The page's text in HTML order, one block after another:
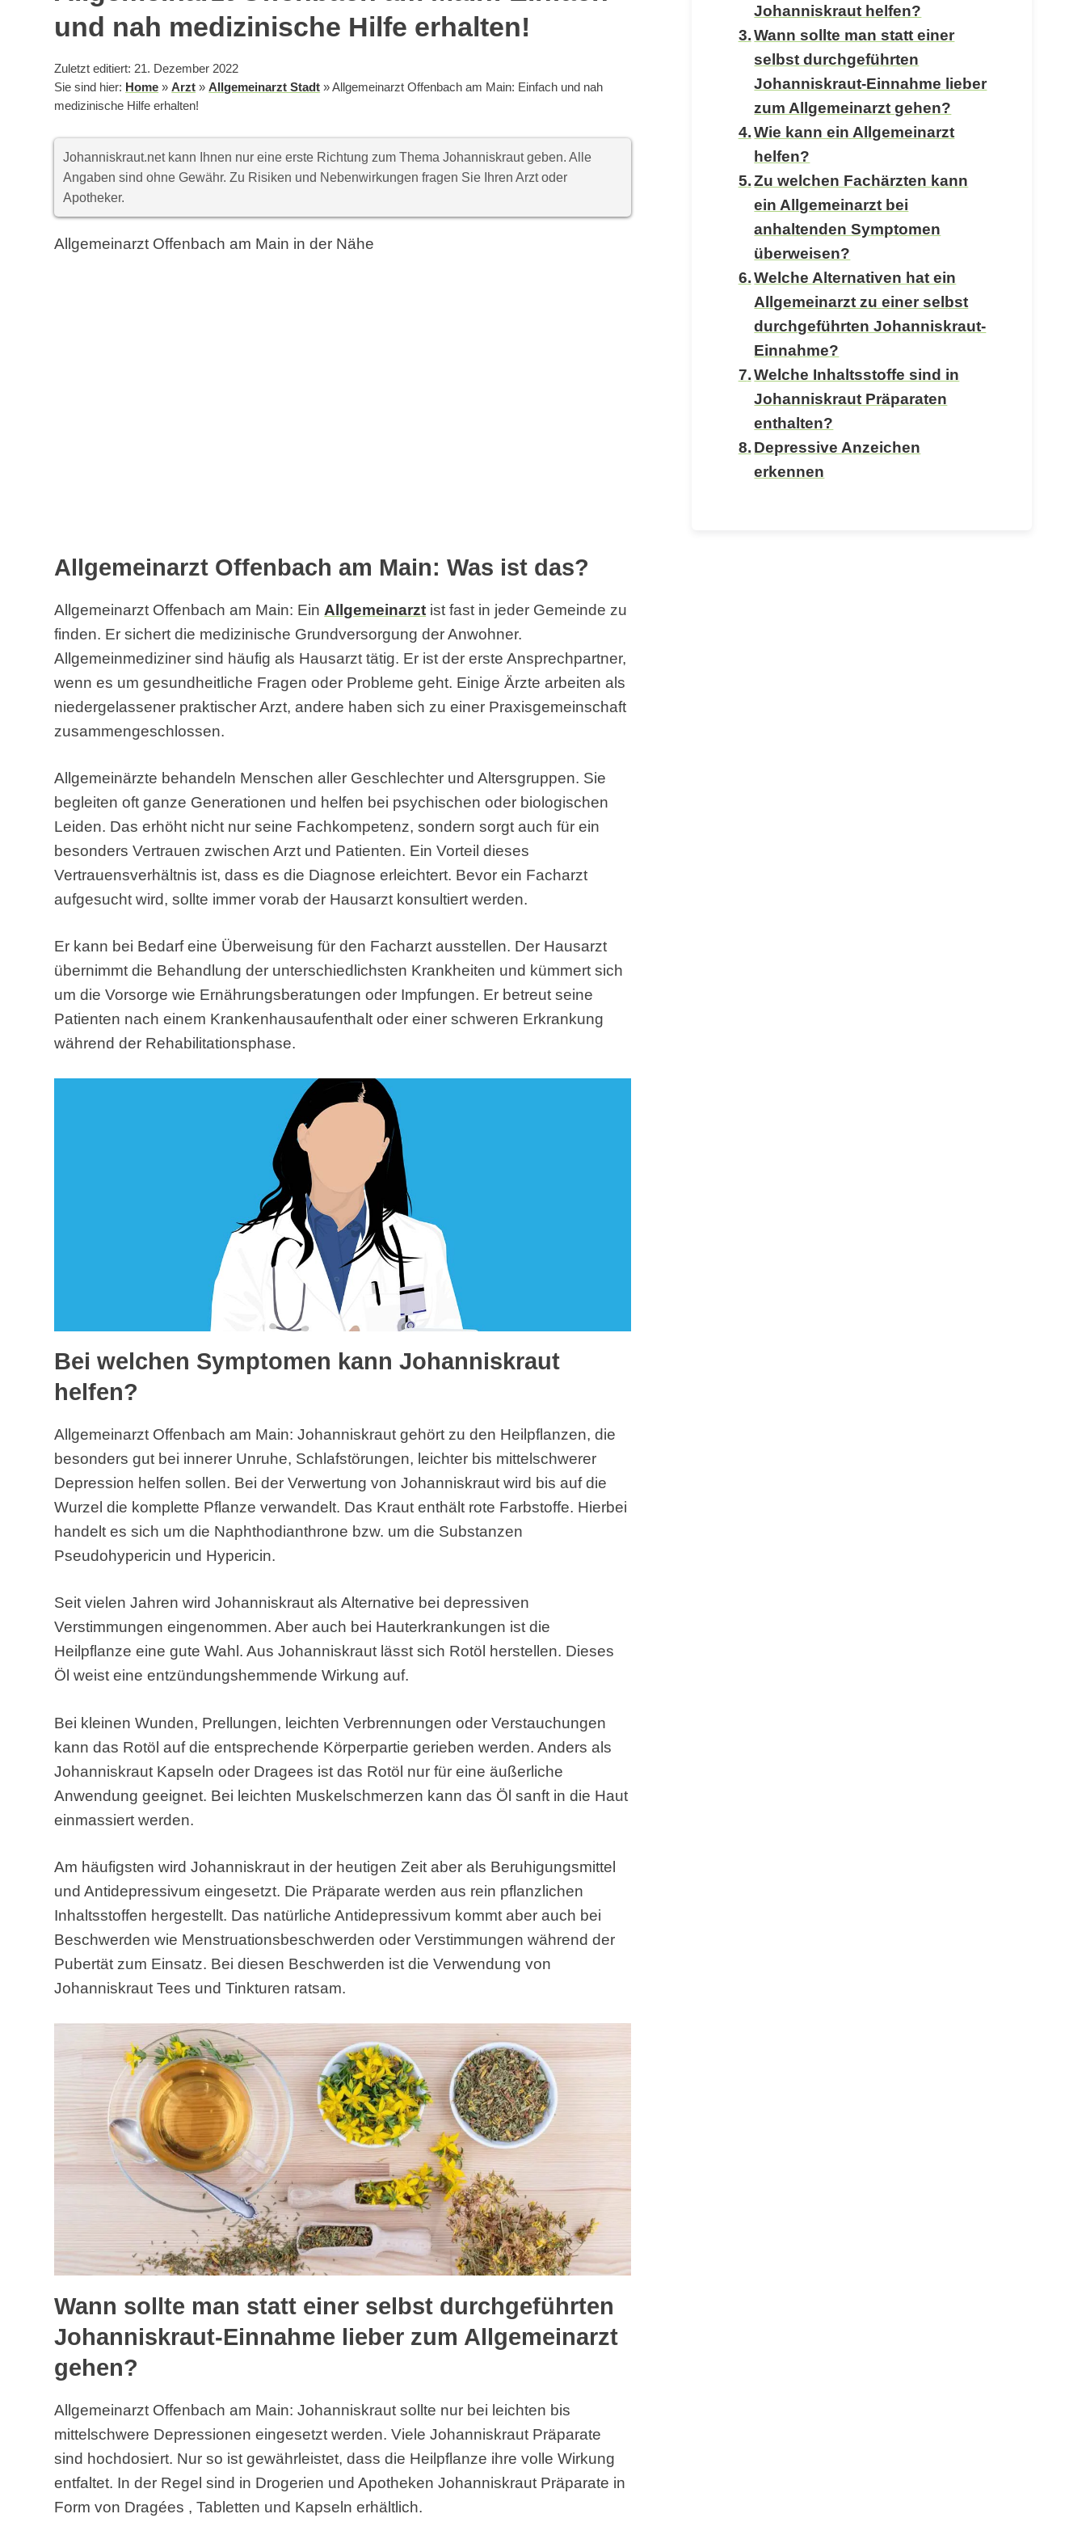
und nah medizinische Hilfe erhalten!
Zuletzt editiert: 21. Dezember 2022
Sie sind hier: Home »Arzt »Allgemeinarzt Stadt »Allgemeinarzt Offenbach am Main: Einfach und nah
medizinische Hilfe erhalten!
Johanniskraut.net kann Ihnen nur eine erste Richtung zum Thema Johanniskraut geben. Alle
Angaben sind ohne Gewähr. Zu Risiken und Nebenwirkungen fragen Sie Ihren Arzt oder
Apotheker.
Allgemeinarzt Offenbach am Main in der Nähe
Allgemeinarzt Offenbach am Main: Was ist das?
Allgemeinarzt Offenbach am Main: Ein Allgemeinarzt ist fast in jeder Gemeinde zu
finden. Er sichert die medizinische Grundversorgung der Anwohner.
Allgemeinmediziner sind häufig als Hausarzt tätig. Er ist der erste Ansprechpartner,
wenn es um gesundheitliche Fragen oder Probleme geht. Einige Ärzte arbeiten als
niedergelassener praktischer Arzt, andere haben sich zu einer Praxisgemeinschaft
zusammengeschlossen.
Allgemeinärzte behandeln Menschen aller Geschlechter und Altersgruppen. Sie
begleiten oft ganze Generationen und helfen bei psychischen oder biologischen
Leiden. Das erhöht nicht nur seine Fachkompetenz, sondern sorgt auch für ein
besonders Vertrauen zwischen Arzt und Patienten. Ein Vorteil dieses
Vertrauensverhältnis ist, dass es die Diagnose erleichtert. Bevor ein Facharzt
aufgesucht wird, sollte immer vorab der Hausarzt konsultiert werden.
Er kann bei Bedarf eine Überweisung für den Facharzt ausstellen. Der Hausarzt
übernimmt die Behandlung der unterschiedlichsten Krankheiten und kümmert sich
um die Vorsorge wie Ernährungsberatungen oder Impfungen. Er betreut seine
Patienten nach einem Krankenhausaufenthalt oder einer schweren Erkrankung
während der Rehabilitationsphase.
Bei welchen Symptomen kann Johanniskraut
helfen?
Allgemeinarzt Offenbach am Main: Johanniskraut gehört zu den Heilpflanzen, die
besonders gut bei innerer Unruhe, Schlafstörungen, leichter bis mittelschwerer
Depression helfen sollen. Bei der Verwertung von Johanniskraut wird bis auf die
Wurzel die komplette Pflanze verwandelt. Das Kraut enthält rote Farbstoffe. Hierbei
handelt es sich um die Naphthodianthrone bzw. um die Substanzen
Pseudohypericin und Hypericin.
Seit vielen Jahren wird Johanniskraut als Alternative bei depressiven
Verstimmungen eingenommen. Aber auch bei Hauterkrankungen ist die
Heilpflanze eine gute Wahl. Aus Johanniskraut lässt sich Rotöl herstellen. Dieses
Öl weist eine entzündungshemmende Wirkung auf.
Bei kleinen Wunden, Prellungen, leichten Verbrennungen oder Verstauchungen
kann das Rotöl auf die entsprechende Körperpartie gerieben werden. Anders als
Johanniskraut Kapseln oder Dragees ist das Rotöl nur für eine äußerliche
Anwendung geeignet. Bei leichten Muskelschmerzen kann das Öl sanft in die Haut
einmassiert werden.
Am häufigsten wird Johanniskraut in der heutigen Zeit aber als Beruhigungsmittel
und Antidepressivum eingesetzt. Die Präparate werden aus rein pflanzlichen
Inhaltsstoffen hergestellt. Das natürliche Antidepressivum kommt aber auch bei
Beschwerden wie Menstruationsbeschwerden oder Verstimmungen während der
Pubertät zum Einsatz. Bei diesen Beschwerden ist die Verwendung von
Johanniskraut Tees und Tinkturen ratsam.
Wann sollte man statt einer selbst durchgeführten
Johanniskraut-Einnahme lieber zum Allgemeinarzt
gehen?
Allgemeinarzt Offenbach am Main: Johanniskraut sollte nur bei leichten bis
mittelschwere Depressionen eingesetzt werden. Viele Johanniskraut Präparate
sind hochdosiert. Nur so ist gewährleistet, dass die Heilpflanze ihre volle Wirkung
entfaltet. In der Regel sind in Drogerien und Apotheken Johanniskraut Präparate in
Form von Dragées , Tabletten und Kapseln erhältlich.
Johanniskraut helfen?
Wann sollte man statt einer
selbst durchgeführten
Johanniskraut-Einnahme lieber
zum Allgemeinarzt gehen?
Wie kann ein Allgemeinarzt
helfen?
Zu welchen Fachärzten kann
ein Allgemeinarzt bei
anhaltenden Symptomen
überweisen?
Welche Alternativen hat ein
Allgemeinarzt zu einer selbst
durchgeführten Johanniskraut-
Einnahme?
Welche Inhaltsstoffe sind in
Johanniskraut Präparaten
enthalten?
Depressive Anzeichen
erkennen